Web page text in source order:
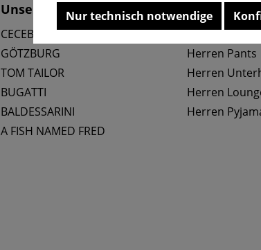
Unsere Marken
CECEBA
GÖTZBURG
TOM TAILOR
BUGATTI
BALDESSARINI
A FISH NAMED FRED
Top
Herren Slips
Herren Pants
Herren
Herren
Herren
Nur technisch notwendige